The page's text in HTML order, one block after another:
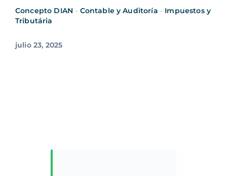
Concepto DIAN • Contable y Auditoría • Impuestos y
Tributária
julio 23, 2025